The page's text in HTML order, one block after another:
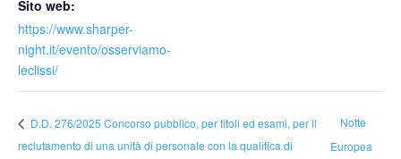
Sito web:
https://www.sharper-
night.it/evento/osserviamo-
leclissi/
D.D. 276/2025 Concorso pubblico, per titoli ed esami, per il
reclutamento di una unità di personale con la qualifica di
Notte
Europea